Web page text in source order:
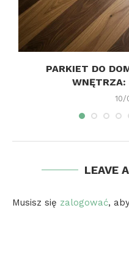
PARKIET DO
WNĘTRZA:
10/
LEAVE
Musisz się zalogować,